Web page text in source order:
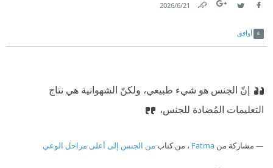
21‏/6‏/2026
أوافق
إنّ الجنس هو شيء طبيعي، ولكنّ الشهوانية هي نتاج
التعليمات المُضادة للجنس،
مشاركة من Fatma ، من كتاب من الجنس إلى أعلى مراحل الوعي